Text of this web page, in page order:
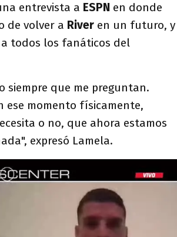
entrevista a ESPN en donde
de volver a River en un futuro, y
todos los fanáticos del
siempre que me preguntan.
ese momento físicamente,
o no, que ahora estamos
expresó Lamela.